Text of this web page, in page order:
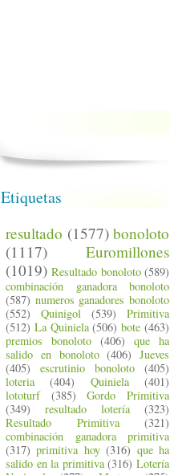
Etiquetas
resultado (1577) bonoloto
(1117)
Euromillones
(1019) Resultado bonoloto (589)
combinación ganadora bonoloto
(587) numeros ganadores bonoloto
(552)
Quinigol (539)
Primitiva
(512) La Quiniela (506) bote (463)
premios bonoloto (406)
que ha
salido en bonoloto (406) Jueves
(405)
escrutinio bonoloto
(405)
loteria
(404) Quiniela
(401)
lototurf
(385)
Gordo Primitiva
(349)
resultado lotería
(323)
Resultado Primitiva
(321)
combinación ganadora primitiva
(317) primitiva hoy (316) que ha
salido en la primitiva (316) Lotería